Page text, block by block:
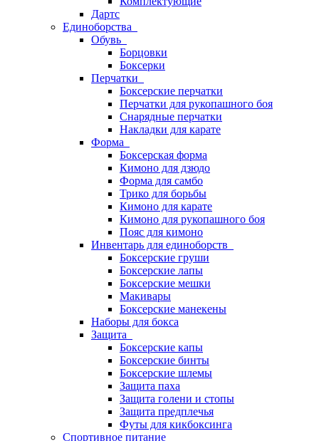
Дартс
Единоборства
Обувь
Борцовки
Боксерки
Перчатки
Боксерские перчатки
Перчатки для рукопашного боя
Снарядные перчатки
Накладки для карате
Форма
Боксерская форма
Кимоно для дзюдо
Форма для самбо
Трико для борьбы
Кимоно для карате
Кимоно для рукопашного боя
Пояс для кимоно
Инвентарь для единоборств
Боксерские груши
Боксерские лапы
Боксерские мешки
Макивары
Боксерские манекены
Наборы для бокса
Защита
Боксерские капы
Боксерские бинты
Боксерские шлемы
Защита паха
Защита голени и стопы
Защита предплечья
Футы для кикбоксинга
Спортивное питание